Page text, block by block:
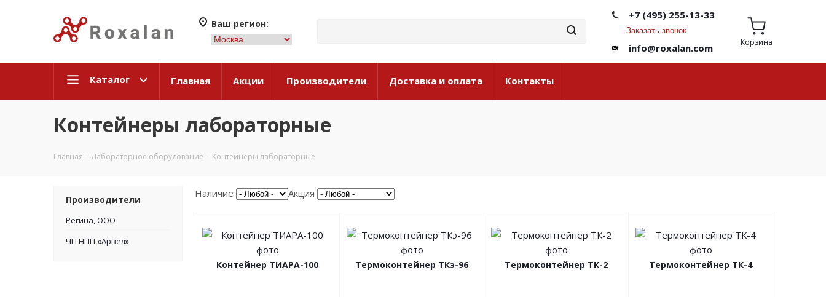
Ваш регион:
+7 (495) 255-13-33
Заказать звонок
info@roxalan.com Корзина
Каталог Главная Акции Производители Доставка и оплата Контакты
Контейнеры лабораторные
Главная - Лабораторное оборудование - Контейнеры лабораторные
Производители
Регина, ООО
ЧП НПП «Арвел»
Наличие Акция
Контейнер ТИАРА-100 Термоконтейнер ТКэ-96 Термоконтейнер ТК-2 Термоконтейнер ТК-4